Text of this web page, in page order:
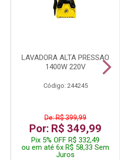
LAVADORA ALTA PRESSAO
1400W 220V
Código: 244245
De: R$ 399,99
Por: R$ 349,99
Pix 5% OFF R$ 332,49
ou em até 6x R$ 58,33 Sem
Juros